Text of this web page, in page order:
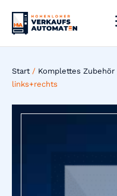
Start / Komplettes Zubehör
links+rechts